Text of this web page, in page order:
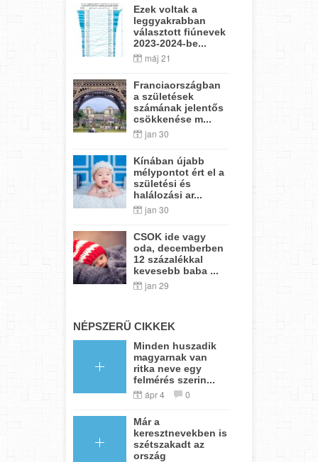
Ezek voltak a
leggyakrabban
választott fiúnevek
2023-2024-be...
máj 21
Franciaországban
a születések
számának jelentős
csökkenése m...
jan 30
Kínában újabb
mélypontot ért el a
születési és
halálozási ar...
jan 30
CSOK ide vagy
oda, decemberben
12 százalékkal
kevesebb baba ...
jan 29
NÉPSZERŰ CIKKEK
Minden huszadik
magyarnak van
ritka neve egy
felmérés szerin...
ápr 4 0
Már a
keresztnevekben is
szétszakadt az
ország